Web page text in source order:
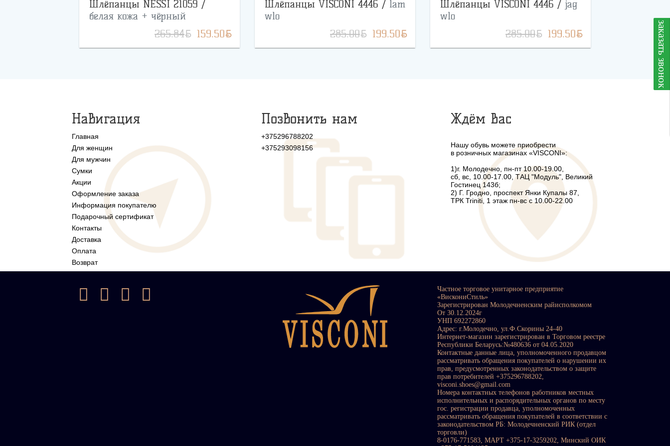
Шлёпанцы NESSI 21059 /
белая кожа + чёрный
265.84BYN 159.50BYN
Шлёпанцы VISCONI 4446 / lam
wlo
285.00BYN 199.50BYN
Шлёпанцы VISCONI 4446 / jag
wlo
285.00BYN 199.50BYN заказать звонок
Навигация
Главная
Для женщин
Для мужчин
Сумки
Акции
Оформление заказа
Информация покупателю
Подарочный сертификат
Контакты
Доставка
Оплата
Возврат
Позвонить нам
+375296788202
+375293098156
Ждём Вас
Нашу обувь можете приобрести
в розничных магазинах «VISCONI»:
1)г. Молодечно, пн-пт 10.00-19.00,
сб, вс, 10.00-17.00, ТАЦ "Модуль", Великий
Гостинец 143б;
2) Г. Гродно, проспект Янки Купалы 87,
ТРК Triniti, 1 этаж пн-вс с 10.00-22.00
Частное торговое унитарное предприятие
«ВискониСтиль»
Зарегистрирован Молодечненским райисполкомом
От 30.12.2024г
УНП 692272860
Адрес: г.Молодечно, ул.Ф.Скорины 24-40
Интернет-магазин зарегистрирован в Торговом реестре
Республики Беларусь:№480636 от 04.05.2020
Контактные данные лица, уполномоченного продавцом
рассматривать обращения покупателей о нарушении их
прав, предусмотренных законодательством о защите
прав потребителей +375296788202,
visconi.shoes@gmail.com
Номера контактных телефонов работников местных
исполнительных и распорядительных органов по месту
гос. регистрации продавца, уполномоченных
рассматривать обращения покупателей в соответствии с
законодательством РБ: Молодечненский РИК (отдел
торговли)
8-0176-771583, МАРТ +375-17-3259202, Минский ОИК